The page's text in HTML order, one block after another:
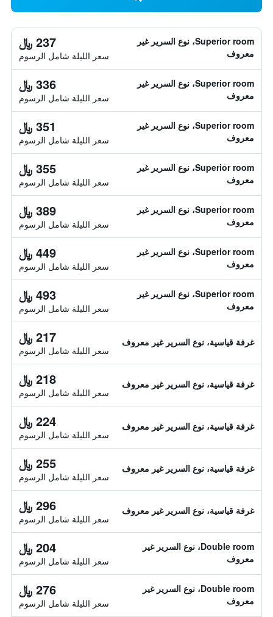
Superior room، نوع السرير غير
معروف
237 ﷼
سعر الليلة شامل الرسوم
Superior room، نوع السرير غير
معروف
336 ﷼
سعر الليلة شامل الرسوم
Superior room، نوع السرير غير
معروف
351 ﷼
سعر الليلة شامل الرسوم
Superior room، نوع السرير غير
معروف
355 ﷼
سعر الليلة شامل الرسوم
Superior room، نوع السرير غير
معروف
389 ﷼
سعر الليلة شامل الرسوم
Superior room، نوع السرير غير
معروف
449 ﷼
سعر الليلة شامل الرسوم
Superior room، نوع السرير غير
معروف
493 ﷼
سعر الليلة شامل الرسوم
غرفة قياسية، نوع السرير غير معروف 217 ﷼
سعر الليلة شامل الرسوم
غرفة قياسية، نوع السرير غير معروف 218 ﷼
سعر الليلة شامل الرسوم
غرفة قياسية، نوع السرير غير معروف 224 ﷼
سعر الليلة شامل الرسوم
غرفة قياسية، نوع السرير غير معروف 255 ﷼
سعر الليلة شامل الرسوم
غرفة قياسية، نوع السرير غير معروف 296 ﷼
سعر الليلة شامل الرسوم
Double room، نوع السرير غير
معروف
204 ﷼
سعر الليلة شامل الرسوم
Double room، نوع السرير غير
معروف
276 ﷼
سعر الليلة شامل الرسوم